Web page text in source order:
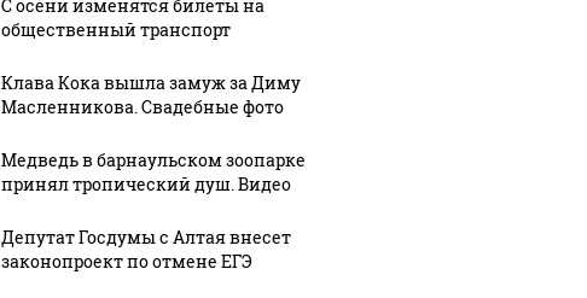
готовую еду из
магазина: список
жестокое убийство
С осени изменятся билеты на
общественный транспорт
Клава Кока вышла замуж за Диму
Масленникова. Свадебные фото
Медведь в барнаульском зоопарке
принял тропический душ. Видео
Депутат Госдумы с Алтая внесет
законопроект по отмене ЕГЭ